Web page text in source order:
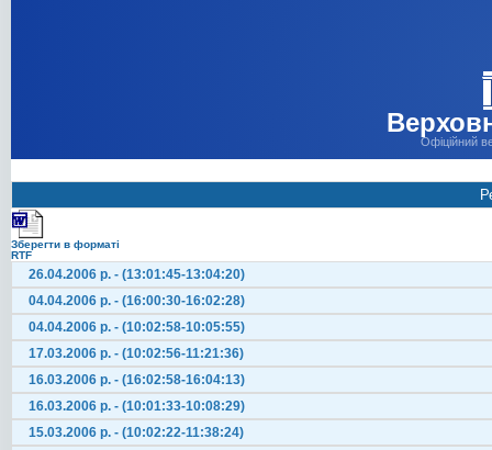
Офіційний
Зберегти в форматі
RTF
26.04.2006 р. - (13:01:45-13:04:20)
04.04.2006 р. - (16:00:30-16:02:28)
04.04.2006 р. - (10:02:58-10:05:55)
17.03.2006 р. - (10:02:56-11:21:36)
16.03.2006 р. - (16:02:58-16:04:13)
16.03.2006 р. - (10:01:33-10:08:29)
15.03.2006 р. - (10:02:22-11:38:24)